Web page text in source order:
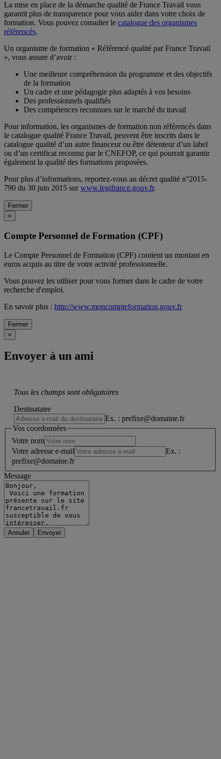
La mise en place de la démarche qualité de France Travail vous
garantit plus de transparence pour vous aider dans votre choix de
formation. Vous pouvez consulter le catalogue des organismes
référencés.
Un organisme de formation « Référencé qualité par France Travail
», vous assure d’avoir :
Une meilleure compréhension du programme et des objectifs
de la formation
Un cadre et une pédagogie plus adaptés à vos besoins
Des professionnels qualifiés
Des compétences reconnues sur le marché du travail
Pour information, les organismes de formation non référencés dans
le catalogue qualité France Travail, peuvent être inscrits dans le
catalogue qualité d’un autre financeur ou être détenteur d’un label
ou d’un certificat reconnu par le CNEFOP, ce qui pourrait garantir
également la qualité des formations proposées.
Pour plus d’informations, reportez-vous au décret qualité n°2015-
790 du 30 juin 2015 surwww.legifrance.gouv.fr.
Fermer
×
Compte Personnel de Formation (CPF)
Le Compte Personnel de Formation (CPF) contient un montant en
euros acquis au titre de votre activité professionnelle.
Vous pouvez les utiliser pour vous former dans le cadre de votre
recherche d'emploi.
En savoir plus : http://www.moncompteformation.gouv.fr
Fermer
×
Envoyer à un ami
Tous les champs sont obligatoires
Destinataire
Ex. : prefixe@domaine.fr
Vos coordonnées
Votre nom
Votre adresse e-mail
Ex. :
prefixe@domaine.fr
Message
Annuler